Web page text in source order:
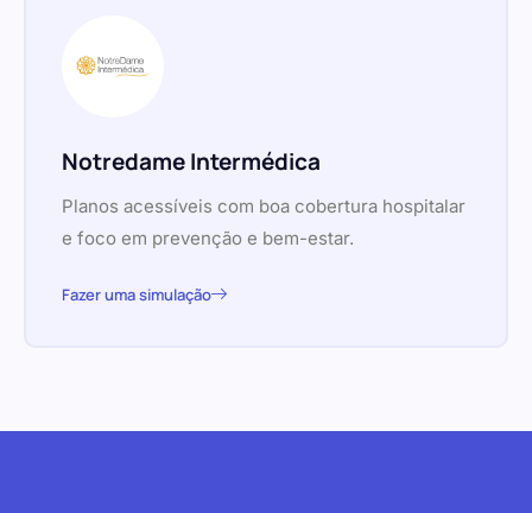
Notredame Intermédica
Planos acessíveis com boa cobertura hospitalar
e foco em prevenção e bem-estar.
Fazer uma simulação